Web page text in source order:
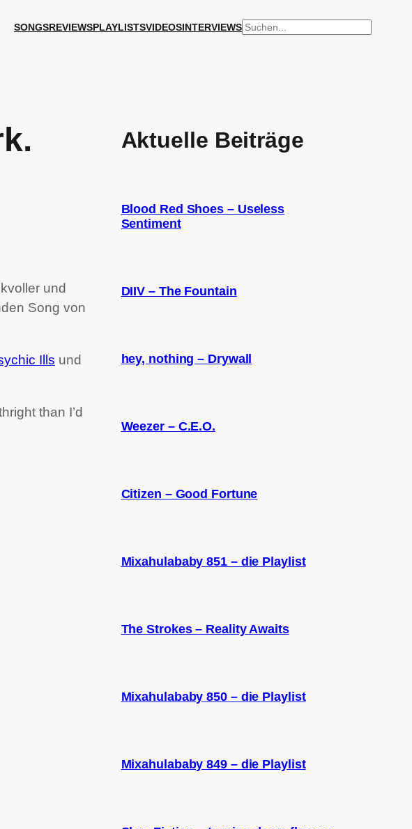
SONGSREVIEWSPLAYLISTSVIDEOSINTERVIEWSSUCHEN
und
Song von
Ills und
than I’d
Aktuelle Beiträge
Blood Red Shoes – Useless
Sentiment
DIIV – The Fountain
hey, nothing – Drywall
Weezer – C.E.O.
Citizen – Good Fortune
Mixahulababy 851 – die Playlist
The Strokes – Reality Awaits
Mixahulababy 850 – die Playlist
Mixahulababy 849 – die Playlist